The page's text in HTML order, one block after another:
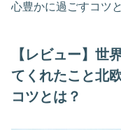
心豊かに過ごすコツ
【レビュー】世
てくれたこと北
コツとは？